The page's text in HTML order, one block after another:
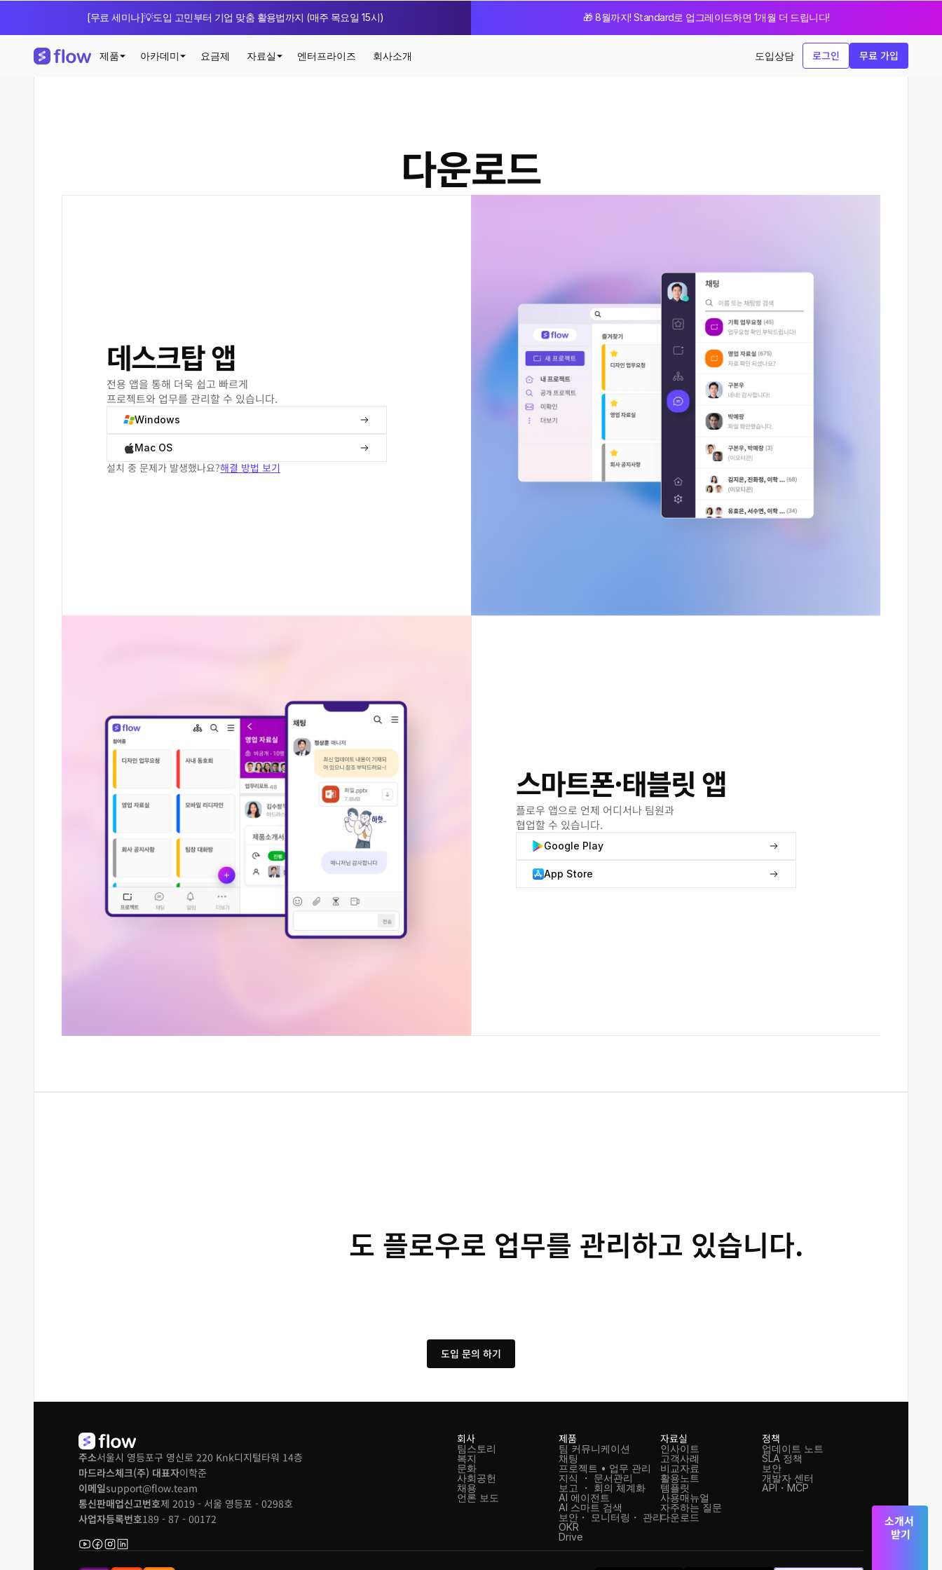
[무료 세미나]💡도입 고민부터 기업 맞춤 활용법까지 (매주 목요일 15시) 🎁 8월까지! Standard로 업그레이드하면 1개월 더 드립니다!
제품 아카데미 요금제 자료실 엔터프라이즈 회사소개 도입상담 로그인 무료 가입
다운로드
데스크탑 앱
전용 앱을 통해 더욱 쉽고 빠르게
프로젝트와 업무를 관리할 수 있습니다.
Windows
Mac OS
설치 중 문제가 발생했나요?해결 방법 보기
스마트폰·태블릿 앱
플로우 앱으로 언제 어디서나 팀원과
협업할 수 있습니다.
Google Play
App Store
도 플로우로 업무를 관리하고 있습니다.
도입 문의 하기
주소서울시 영등포구 영신로 220 Knk디지털타워 14층
마드라스체크(주) 대표자이학준
이메일support@flow.team
통신판매업신고번호제 2019 - 서울 영등포 - 0298호
사업자등록번호189 - 87 - 00172
회사
팀스토리
복지
문화
사회공헌
채용
언론 보도
제품
팀 커뮤니케이션
채팅
프로젝트 • 업무 관리
지식 ・ 문서관리
보고 ・ 회의 체계화
AI 에이전트
AI 스마트 검색
보안・ 모니터링・ 관리
OKR
Drive
자료실
인사이트
고객사례
비교자료
활용노트
템플릿
사용매뉴얼
자주하는 질문
다운로드
정책
업데이트 노트
SLA 정책
보안
개발자 센터
API・MCP
소개서
받기